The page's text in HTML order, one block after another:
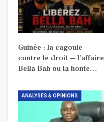
Guinée : la cagoule
contre le droit — l’affaire
Bella Bah ou la honte…
ANALYSES & OPINIONS